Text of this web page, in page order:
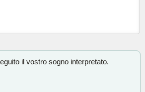
il vostro sogno interpretato.